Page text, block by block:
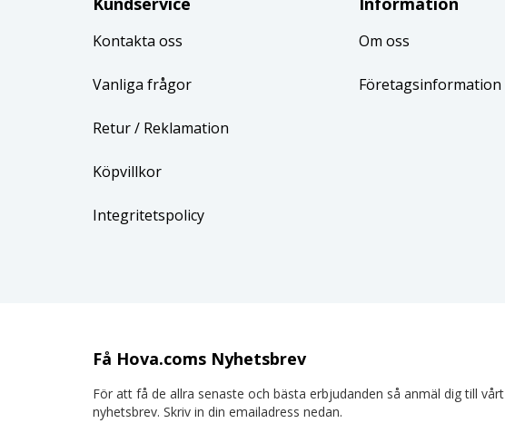
Kontakta oss
Vanliga frågor
Retur/ Reklamation
Köpvillkor
Integritetspolicy
Om oss
Företagsinformation
Få Hova.coms Nyhetsbrev
För att få de allra senaste och bästa erbjudanden så anmäl dig till vårt
nyhetsbrev. Skriv in din emailadress nedan.